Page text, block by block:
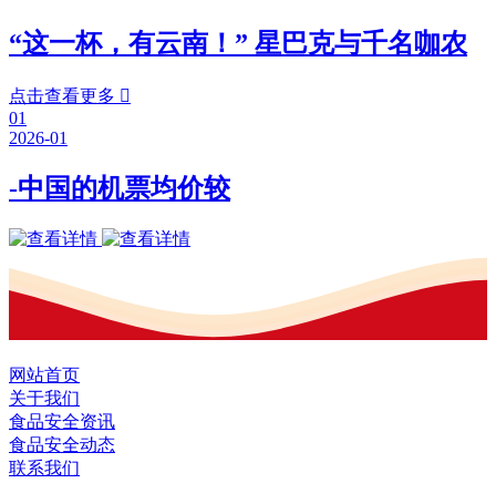
“这一杯，有云南！” 星巴克与千名咖农
点击查看更多 
01
2026-01
-中国的机票均价较
网站首页
关于我们
食品安全资讯
食品安全动态
联系我们